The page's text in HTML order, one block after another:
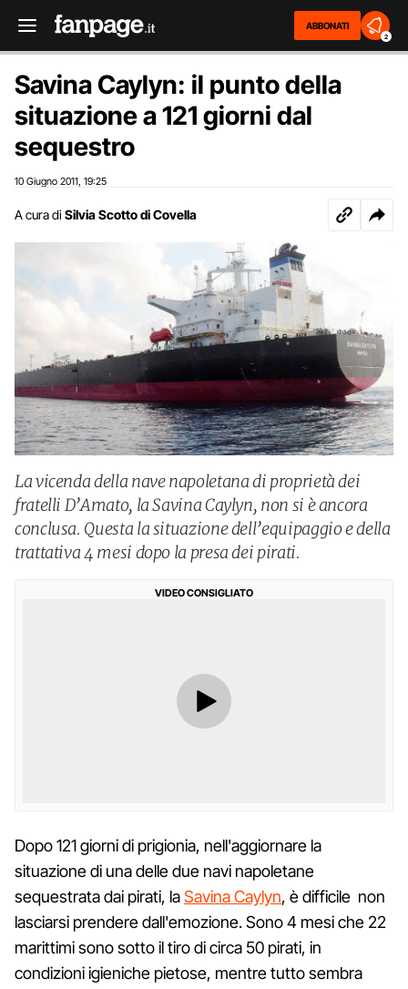
ABBONATI
2
Savina Caylyn: il punto della
situazione a 121 giorni dal
sequestro
10 Giugno 2011 19:25
A cura di Silvia Scotto di Covella
La vicenda della nave napoletana di proprietà dei
fratelli D’Amato, la Savina Caylyn, non si è ancora
conclusa. Questa la situazione dell’equipaggio e della
trattativa 4 mesi dopo la presa dei pirati.
VIDEO CONSIGLIATO
Dopo 121 giorni di prigionia, nell'aggiornare la
situazione di una delle due navi napoletane
sequestrata dai pirati, laSavina Caylyn, è difficile non
lasciarsi prendere dall'emozione. Sono 4 mesi che 22
marittimi sono sotto il tiro di circa 50 pirati, in
condizioni igieniche pietose, mentre tutto sembra